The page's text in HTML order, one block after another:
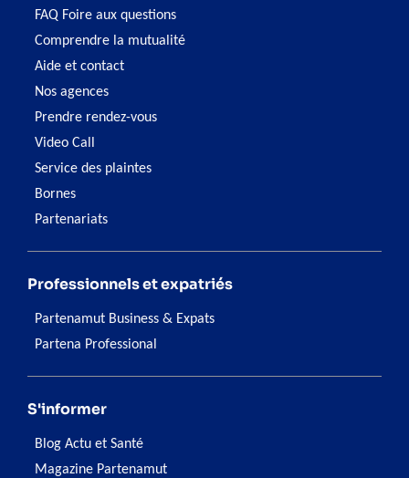
FAQ Foire aux questions
Comprendre la mutualité
Aide et contact
Nos agences
Prendre rendez-vous
Video Call
Service des plaintes
Bornes
Partenariats
Professionnels et expatriés
Partenamut Business & Expats
Partena Professional
S'informer
Blog Actu et Santé
Magazine Partenamut